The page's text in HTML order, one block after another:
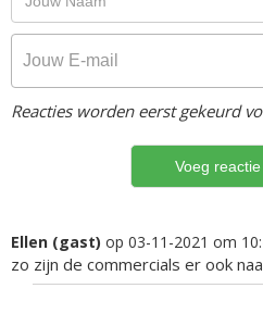
Reacties worden eerst gekeurd
Ellen (gast) op 03-11-2021 om
zo zijn de commercials er ook